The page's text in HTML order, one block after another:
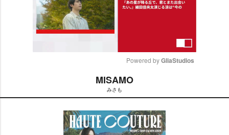
t
e
Powered by GliaStudios
MISAMO
みさも